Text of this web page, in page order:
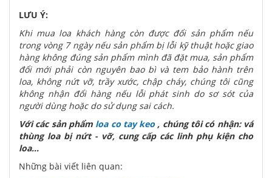
LƯU Ý:
Khi mua loa khách hàng còn được đổi sản phẩm nếu
trong vòng 7 ngày nếu sản phẩm bị lỗi kỹ thuật hoặc giao
hàng không đúng sản phẩm mình đã đặt mua, sản phẩm
đổi mới phải còn nguyên bao bì và tem bảo hành trên
loa, không nứt vỡ, trầy xước, chập cháy, chúng tôi cũng
không nhận đổi hàng nếu lỗi phát sinh do sơ sót của
người dùng hoặc do sử dụng sai cách.
Với các sản phẩm loa co tay keo, chúng tôi có nhận: vá
thùng loa bị nứt - vỡ, cung cấp các linh phụ kiện cho
loa...
Những bài viết liên quan: